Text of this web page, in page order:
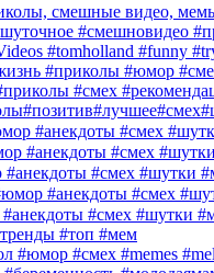
смешные видео,
#смешновидео
#tomholland #funny
#приколы #юмор
#смех
#анекдоты #смех
#анекдоты #смех
#смех #шутки
#анекдоты #смех
#смех #шутки
#топ #мем
#юмор #смех #memes